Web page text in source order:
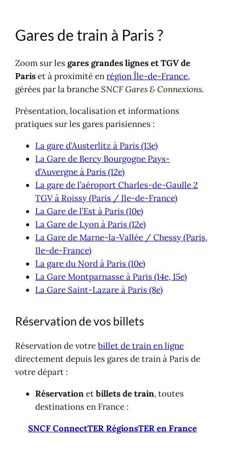
et TER
Bus grandes lignes
Louer une voiture
Gares de train à Paris ?
Zoom sur lesgares grandes lignes et TGV de
Pariset à proximité enrégion Île-de-France,
gérées par la brancheSNCF Gares & Connexions.
Présentation, localisation et informations
pratiques sur les gares parisiennes :
La gare d’Austerlitz à Paris (13e)
La Gare de Bercy Bourgogne Pays-
d’Auvergne à Paris (12e)
La gare de l’aéroport Charles-de-Gaulle 2
TGV à Roissy (Paris / Ile-de-France)
La Gare de l’Est à Paris (10e)
La Gare de Lyon à Paris (12e)
La Gare de Marne-la-Vallée / Chessy (Paris,
Ile-de-France)
La gare du Nord à Paris (10e)
La Gare Montparnasse à Paris (14e, 15e)
La Gare Saint-Lazare à Paris (8e)
Réservation de vos billets
Réservation de votrebillet de train en ligne
directement depuis les gares de train à Paris de
votre départ :
Réservationetbillets de train, toutes
destinations en France :
SNCF ConnectTER RégionsTER en France